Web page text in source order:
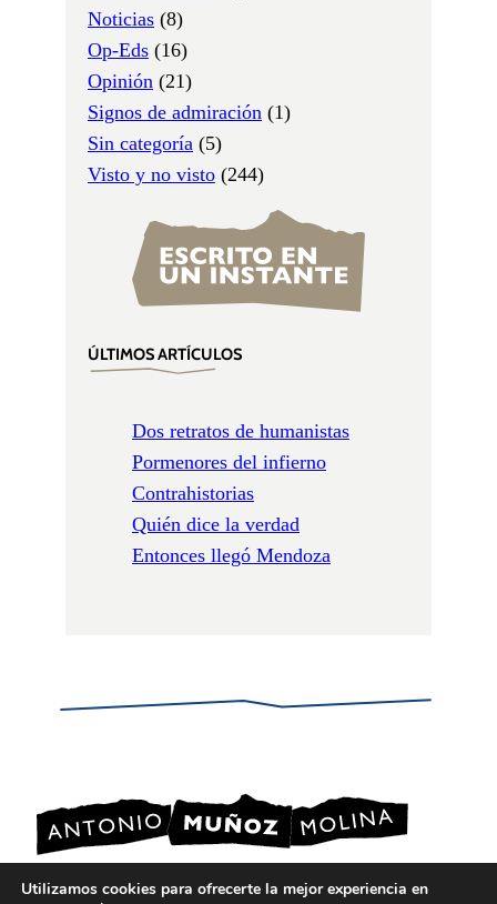
Noticias (8)
Op-Eds (16)
Opinión (21)
Signos de admiración (1)
Sin categoría (5)
Visto y no visto (244)
ÚLTIMOS ARTÍCULOS
Dos retratos de humanistas
Pormenores del infierno
Contrahistorias
Quién dice la verdad
Entonces llegó Mendoza
Utilizamos cookies para ofrecerte la mejor experiencia en